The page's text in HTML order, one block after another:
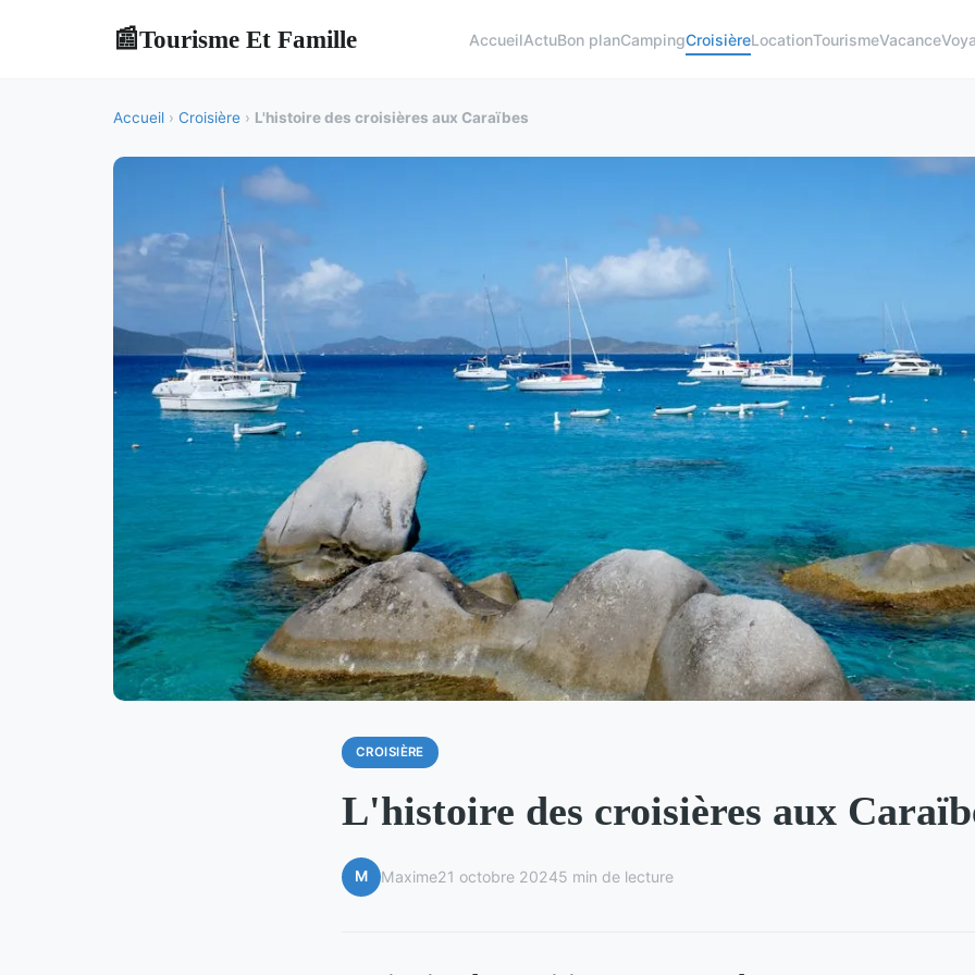
📰Tourisme Et Famille AccueilActuBon planCampingCroisièreLocationTourismeVacance
Accueil › Croisière › L'histoire des croisières aux Caraïbes
CROISIÈRE
L'histoire des croisières aux
M Maxime21 octobre 20245 min de lecture